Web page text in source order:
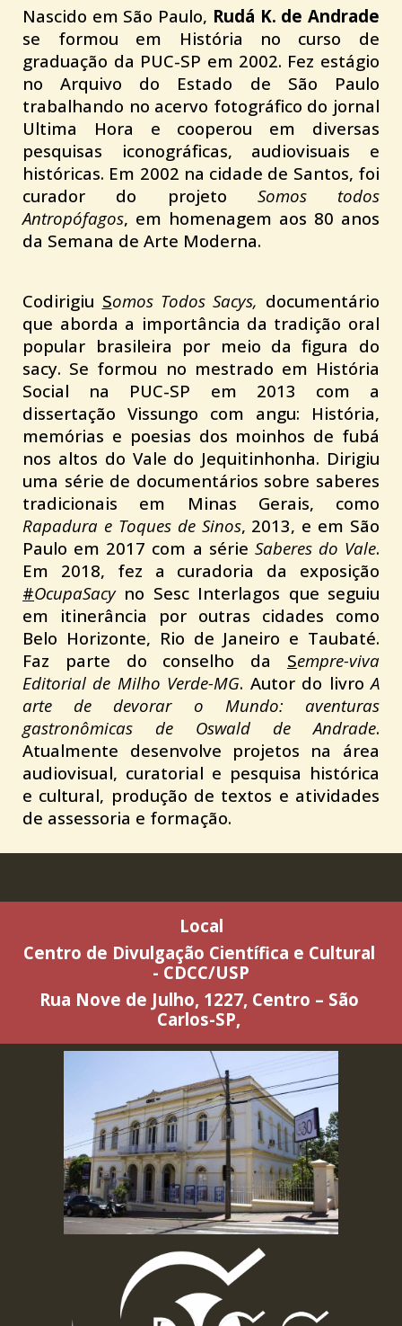
Nascido em São Paulo, Rudá K. de Andrade
se formou em História no curso de
graduação da PUC-SP em 2002. Fez estágio
no Arquivo do Estado de São Paulo
trabalhando no acervo fotográfico do jornal
Ultima Hora e cooperou em diversas
pesquisas iconográficas, audiovisuais e
históricas. Em 2002 na cidade de Santos, foi
curador do projeto Somos todos
Antropófagos, em homenagem aos 80 anos
da Semana de Arte Moderna.
Codirigiu Somos Todos Sacys, documentário
que aborda a importância da tradição oral
popular brasileira por meio da figura do
sacy. Se formou no mestrado em História
Social na PUC-SP em 2013 com a
dissertação Vissungo com angu: História,
memórias e poesias dos moinhos de fubá
nos altos do Vale do Jequitinhonha. Dirigiu
uma série de documentários sobre saberes
tradicionais em Minas Gerais, como
Rapadura e Toques de Sinos, 2013, e em São
Paulo em 2017 com a série Saberes do Vale.
Em 2018, fez a curadoria da exposição
#OcupaSacyno Sesc Interlagos que seguiu
em itinerância por outras cidades como
Belo Horizonte, Rio de Janeiro e Taubaté.
Faz parte do conselho da Sempre-viva
Editorial de Milho Verde-MG. Autor do livroA
arte de devorar o Mundo: aventuras
gastronômicas de Oswald de Andrade.
Atualmente desenvolve projetos na área
audiovisual, curatorial e pesquisa histórica
e cultural, produção de textos e atividades
de assessoria e formação.
Local
Centro de Divulgação Científica e Cultural
- CDCC/USP
Rua Nove de Julho, 1227, Centro – São
Carlos-SP,